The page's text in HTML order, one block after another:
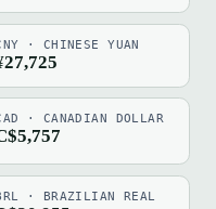
· CHINESE YUAN
· CANADIAN DOLLAR
· BRAZILIAN REAL